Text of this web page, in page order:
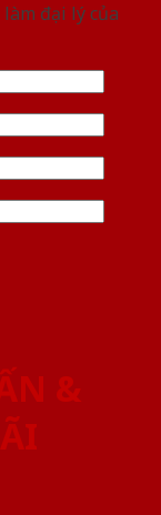
đại lý của
&